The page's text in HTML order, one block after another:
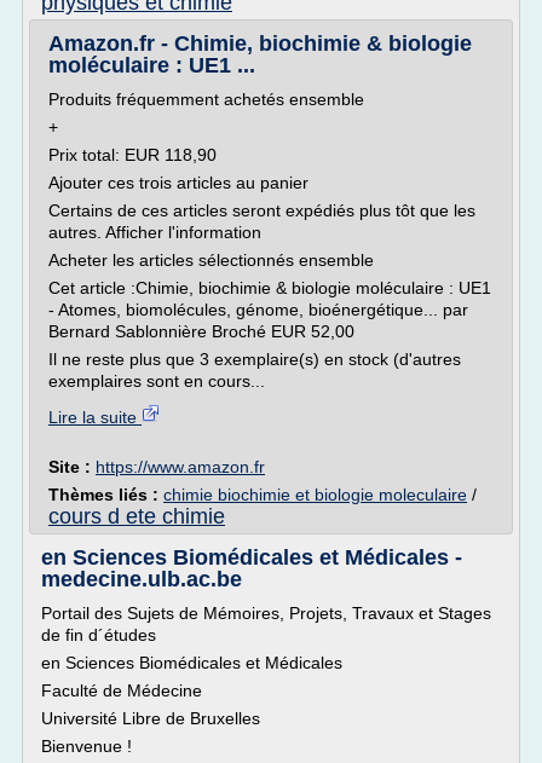
Amazon.fr - Chimie, biochimie & biologie
moléculaire : UE1 ...
Produits fréquemment achetés ensemble
+
Prix total: EUR 118,90
Ajouter ces trois articles au panier
Certains de ces articles seront expédiés plus tôt que les
autres. Afficher l'information
Acheter les articles sélectionnés ensemble
Cet article :Chimie, biochimie & biologie moléculaire : UE1
- Atomes, biomolécules, génome, bioénergétique... par
Bernard Sablonnière Broché EUR 52,00
Il ne reste plus que 3 exemplaire(s) en stock (d'autres
exemplaires sont en cours...
Lire la suite
Site : https://www.amazon.fr
Thèmes liés : chimie biochimie et biologie moleculaire /
cours d ete chimie
en Sciences Biomédicales et Médicales -
medecine.ulb.ac.be
Portail des Sujets de Mémoires, Projets, Travaux et Stages
de fin d´études
en Sciences Biomédicales et Médicales
Faculté de Médecine
Université Libre de Bruxelles
Bienvenue !